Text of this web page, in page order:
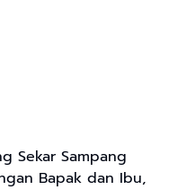
Sekar Sampang
Bapak dan Ibu,